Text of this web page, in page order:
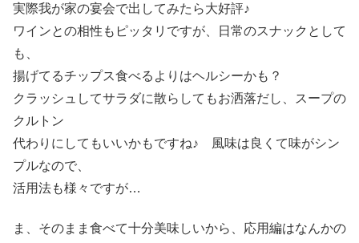
実際我が家の宴会で出してみたら大好評♪
ワインとの相性もピッタリですが、日常のスナックとして
も、
揚げてるチップス食べるよりはヘルシーかも？
クラッシュしてサラダに散らしてもお洒落だし、スープの
クルトン
代わりにしてもいいかもですね♪ 風味は良くて味がシン
プルなので、
活用法も様々ですが…
ま、そのまま食べて十分美味しいから、応用編はなんかの